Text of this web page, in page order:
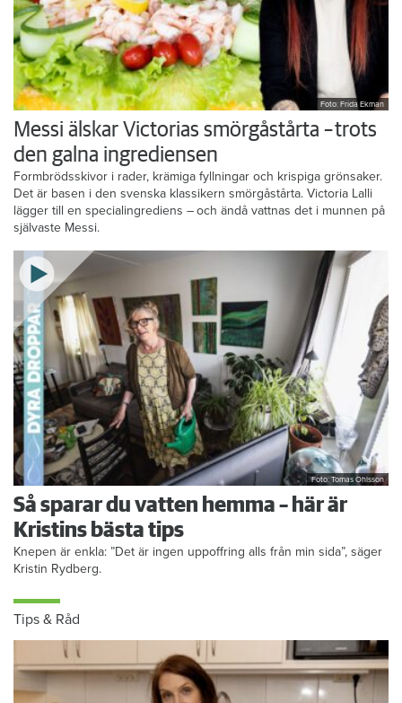
Foto: Frida Ekman
Messi älskar Victorias smörgåstårta – trots
den galna ingrediensen
Formbrödsskivor i rader, krämiga fyllningar och krispiga grönsaker.
Det är basen i den svenska klassikern smörgåstårta. Victoria Lalli
lägger till en specialingrediens – och ändå vattnas det i munnen på
självaste Messi.
Foto: Tomas Ohlsson
Så sparar du vatten hemma – här är
Kristins bästa tips
Knepen är enkla: ”Det är ingen uppoffring alls från min sida”, säger
Kristin Rydberg.
Tips & Råd